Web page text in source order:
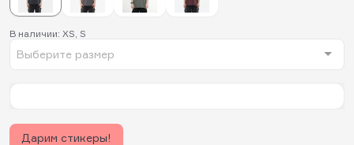
В наличии: XS, S
Выберите размер
Дарим стикеры!